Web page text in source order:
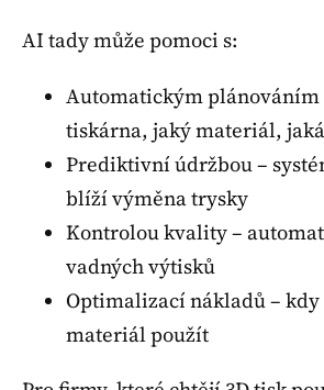
AI tady může pomoci s:
Automatickým
tiskárna, jaký materiál,
Prediktivní údržbou –
blíží výměna trysky
Kontrolou kvality –
vadných výtisků
Optimalizací nákladů –
materiál použít